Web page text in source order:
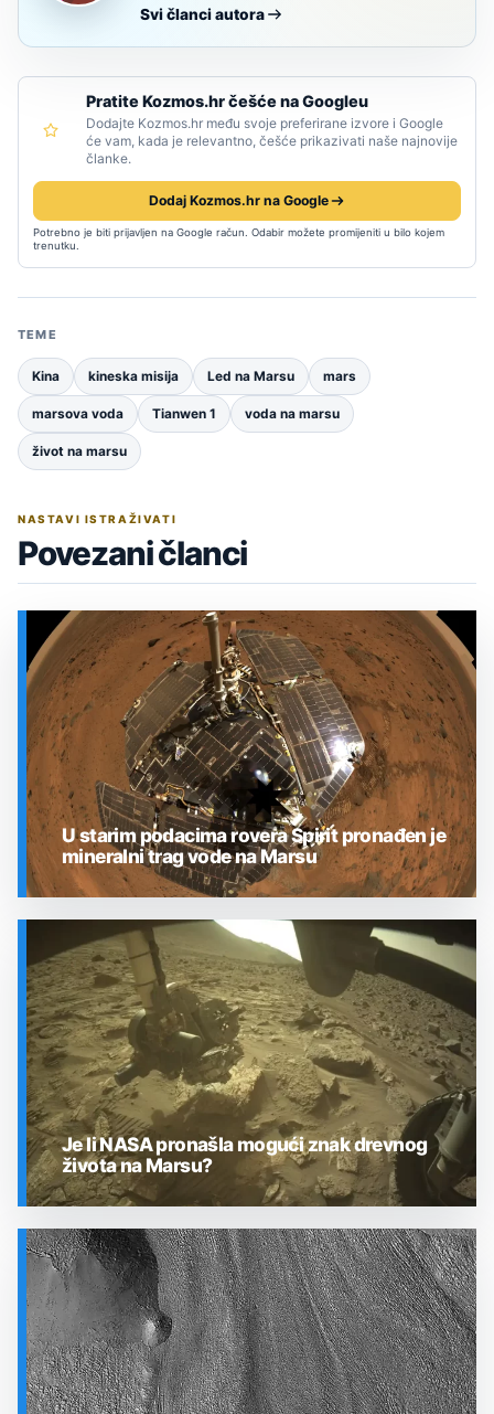
Svi članci autora
Pratite Kozmos.hr češće na Googleu
Dodajte Kozmos.hr među svoje preferirane izvore i Google
će vam, kada je relevantno, češće prikazivati naše najnovije
članke.
Dodaj Kozmos.hr na Google
Potrebno je biti prijavljen na Google račun. Odabir možete promijeniti u bilo kojem
trenutku.
TEME
Kina kineska misija Led na Marsu mars
marsova voda Tianwen 1 voda na marsu
život na marsu
NASTAVI ISTRAŽIVATI
Povezani članci
SVEMIR
U starim podacima rovera Spirit pronađen je
mineralni trag vode na Marsu
SVEMIR
Je li NASA pronašla mogući znak drevnog
života na Marsu?